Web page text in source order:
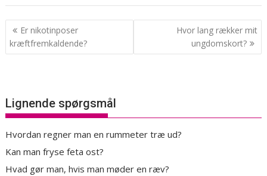
Indlægsnavigation
Er nikotinposer
kræftfremkaldende?
Hvor lang rækker mit
ungdomskort?
Lignende spørgsmål
Hvordan regner man en rummeter træ ud?
Kan man fryse feta ost?
Hvad gør man, hvis man møder en ræv?